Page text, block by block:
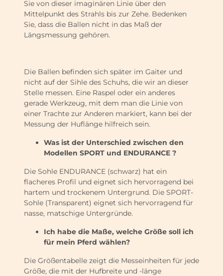
Sie von dieser imaginären Linie über den
Mittelpunkt des Strahls bis zur Zehe. Bedenken
Sie, dass die Ballen nicht in das Maß der
Längsmessung gehören.
Die Ballen befinden sich später im Gaiter und
nicht auf der Sihle des Schuhs, die wir an dieser
Stelle messen. Eine Raspel oder ein anderes
gerade Werkzeug, mit dem man die Linie von
einer Trachte zur Anderen markiert, kann bei der
Messung der Huflänge hilfreich sein.
Was ist der Unterschied zwischen den
Modellen SPORT und ENDURANCE ?
Die Sohle ENDURANCE (schwarz) hat ein
flacheres Profil und eignet sich hervorragend bei
hartem und trockenem Untergrund. Die SPORT-
Sohle (Transparent) eignet sich hervorragend für
nasse, matschige Untergründe.
Ich habe die Maße, welche Größe soll ich
für mein Pferd wählen?
Die Größentabelle zeigt die Messeinheiten für jede
Größe, die mit der Hufbreite und -länge